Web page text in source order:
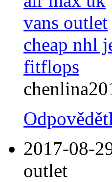
vans outlet
cheap nhl
fitflops
Odpovědět
2017-08-
outlet